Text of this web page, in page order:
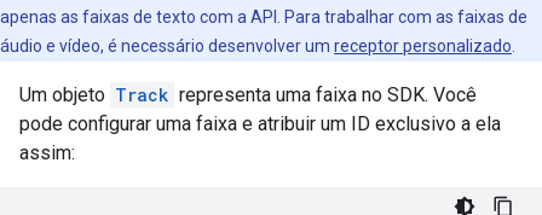
apenas as faixas de texto com a API. Para trabalhar com as faixas de
áudio e vídeo, é necessário desenvolver um receptor personalizado
Um objeto Track representa uma faixa no SDK. Você
pode configurar uma faixa e atribuir um ID exclusivo a ela
assim: